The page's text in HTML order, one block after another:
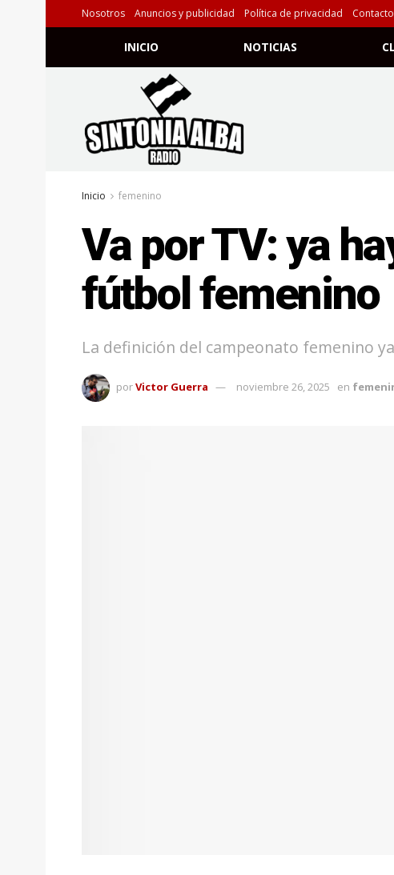
Nosotros Anuncios y publicidad Política de privacidad Contacto
INICIO NOTICIAS
Inicio femenino
Va por TV: ya
fútbol femenino
La definición del campeonato femenino
porVictor Guerra noviembre 26, 2025 en